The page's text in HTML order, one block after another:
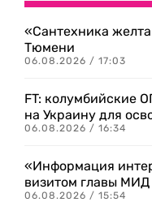
«Сантехника
Тюмени
06.08.2026 / 17:03
FT: колумбийские
на Украину для
06.08.2026 / 16:34
«Информация
визитом главы
06.08.2026 / 15:54